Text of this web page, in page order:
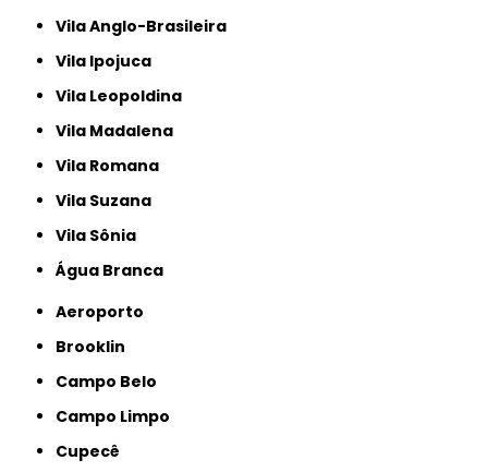
Vila Anglo-Brasileira
Vila Ipojuca
Vila Leopoldina
Vila Madalena
Vila Romana
Vila Suzana
Vila Sônia
Água Branca
Aeroporto
Brooklin
Campo Belo
Campo Limpo
Cupecê